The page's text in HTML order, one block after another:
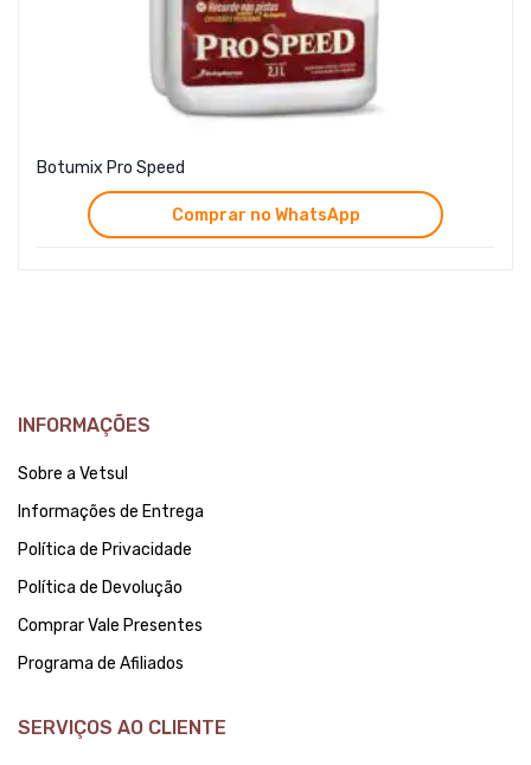
Botumix Pro Speed
Comprar no WhatsApp
INFORMAÇÕES
Sobre a Vetsul
Informações de Entrega
Política de Privacidade
Política de Devolução
Comprar Vale Presentes
Programa de Afiliados
SERVIÇOS AO CLIENTE